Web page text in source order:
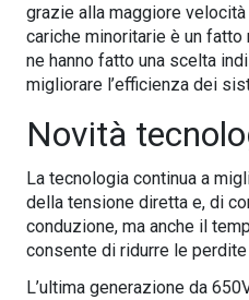
grazie alla maggiore
cariche minoritarie è un
ne hanno fatto una scelta
migliorare l’efficienza dei
Novità
La tecnologia continua a
della tensione diretta e, di
conduzione, ma anche il
consente di ridurre le
L’ultima generazione da